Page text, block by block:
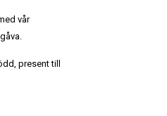
vår
present till